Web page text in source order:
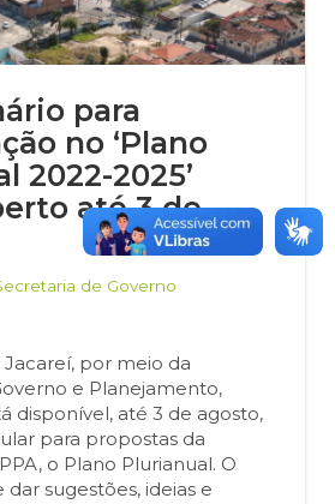
para
no ‘Plano
2022-2025’
até 3 de
de Governo
por meio da
e Planejamento,
disponível, até 3 de agosto,
para propostas da
o Plano Plurianual. O
sugestões, ideias e